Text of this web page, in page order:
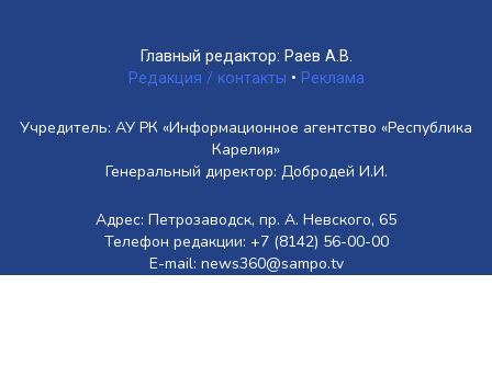
Главный редактор: Раев А.В.
Редакция / контакты • Реклама
Учредитель: АУ РК «Информационное агентство «Республика
Карелия»
Генеральный директор: Добродей И.И.
Адрес: Петрозаводск, пр. А. Невского, 65
Телефон редакции: +7 (8142) 56-00-00
E-mail: news360@sampo.tv